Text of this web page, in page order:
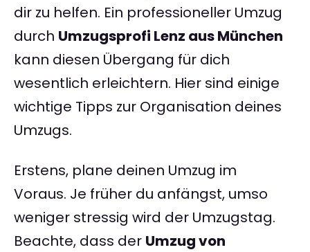
dir zu helfen. Ein professioneller Umzug
durch Umzugsprofi Lenz aus München
kann diesen Übergang für dich
wesentlich erleichtern. Hier sind einige
wichtige Tipps zur Organisation deines
Umzugs.
Erstens, plane deinen Umzug im
Voraus. Je früher du anfängst, umso
weniger stressig wird der Umzugstag.
Beachte, dass der Umzug von